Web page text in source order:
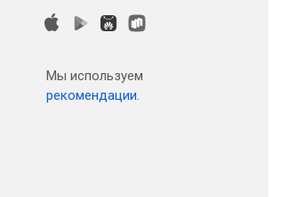
Мы используем
рекомендации.